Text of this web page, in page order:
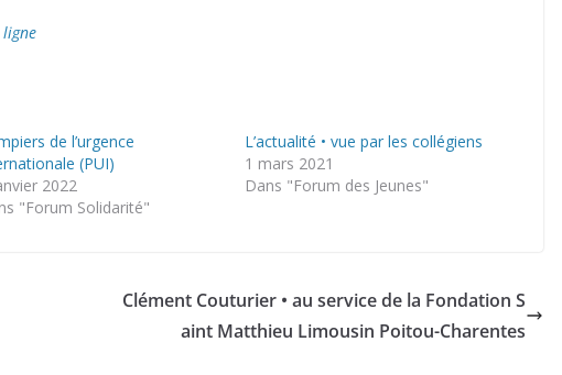
ligne
de l’urgence
(PUI)
2022
"Forum Solidarité"
L’actualité • vue par les collégiens
1 mars 2021
Dans "Forum des Jeunes"
Clément Couturier • au service de la Fondation S
aint Matthieu Limousin Poitou-Charentes